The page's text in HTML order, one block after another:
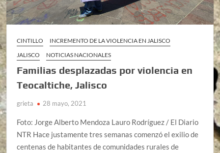
CINTILLO
INCREMENTO DE LA VIOLENCIA EN JALISCO
JALISCO
NOTICIAS NACIONALES
Familias desplazadas por violencia en
Teocaltiche, Jalisco
grieta 28 mayo, 2021
Foto: Jorge Alberto Mendoza Lauro Rodríguez / El Diario
NTR Hace justamente tres semanas comenzó el exilio de
centenas de habitantes de comunidades rurales de